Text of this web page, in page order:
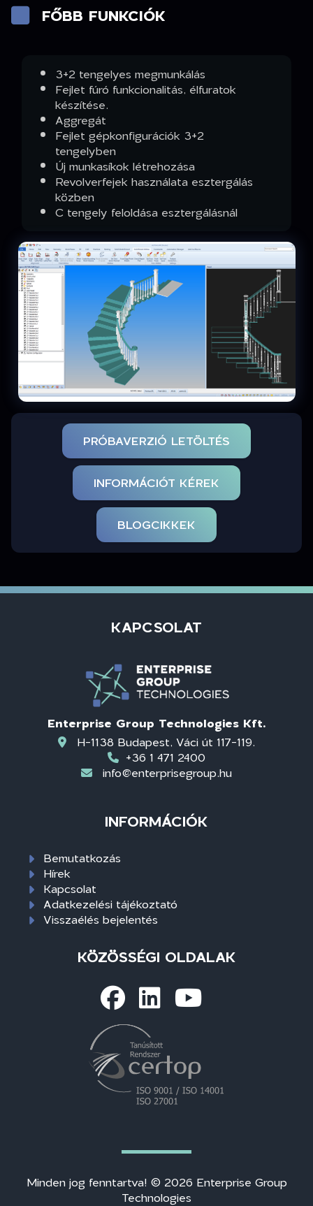
FŐBB FUNKCIÓK
3+2 tengelyes megmunkálás
Fejlet fúró funkcionalitás, élfuratok
készítése.
Aggregát
Fejlet gépkonfigurációk 3+2
tengelyben
Új munkasíkok létrehozása
Revolverfejek használata esztergálás
közben
C tengely feloldása esztergálásnál
PRÓBAVERZIÓ LETÖLTÉS
INFORMÁCIÓT KÉREK
BLOGCIKKEK
KAPCSOLAT
Enterprise Group Technologies Kft.
H-1138 Budapest, Váci út 117-119.
+36 1 471 2400
info@enterprisegroup.hu
INFORMÁCIÓK
Bemutatkozás
Hírek
Kapcsolat
Adatkezelési tájékoztató
Visszaélés bejelentés
KÖZÖSSÉGI OLDALAK
Minden jog fenntartva! © 2026 Enterprise Group
Technologies